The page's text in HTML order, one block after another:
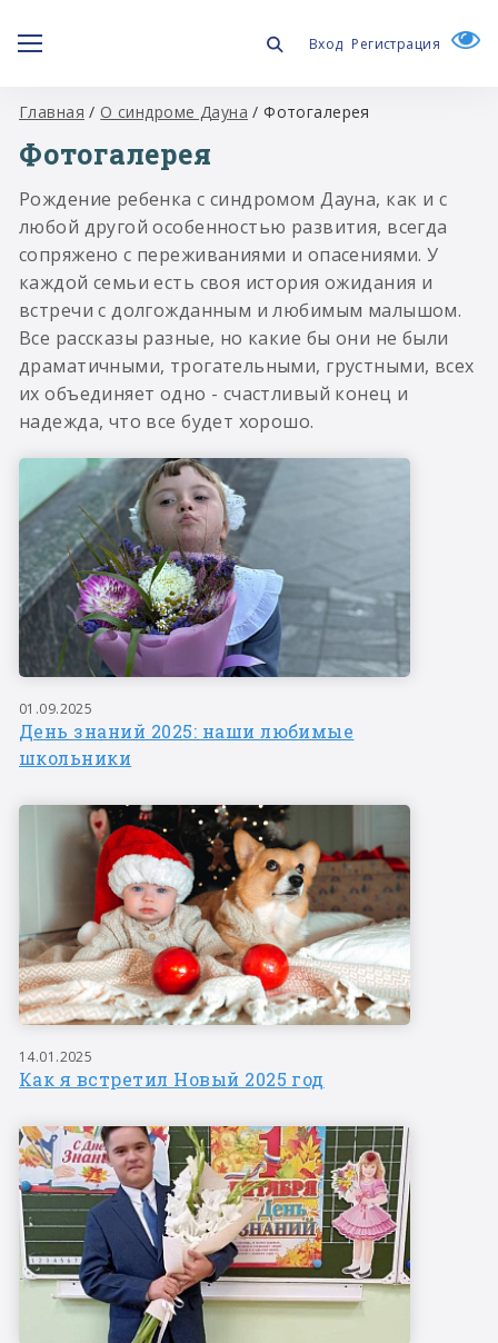
Вход Регистрация
Главная / О синдроме Дауна / Фотогалерея
Фотогалерея
Рождение ребенка с синдромом Дауна, как и с
любой другой особенностью развития, всегда
сопряжено с переживаниями и опасениями. У
каждой семьи есть своя история ожидания и
встречи с долгожданным и любимым малышом.
Все рассказы разные, но какие бы они не были
драматичными, трогательными, грустными, всех
их объединяет одно - счастливый конец и
надежда, что все будет хорошо.
01.09.2025
День знаний 2025: наши любимые
школьники
14.01.2025
Как я встретил Новый 2025 год